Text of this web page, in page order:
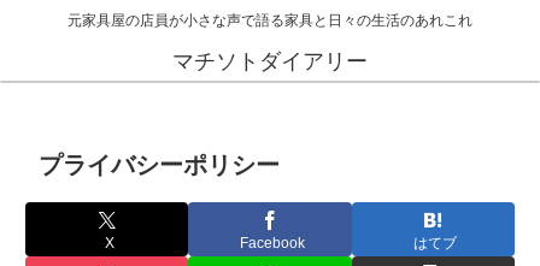
元家具屋の店員が小さな声で語る家具と日々の生活のあれこれ
マチソトダイアリー
プライバシーポリシー
X Facebook はてブ